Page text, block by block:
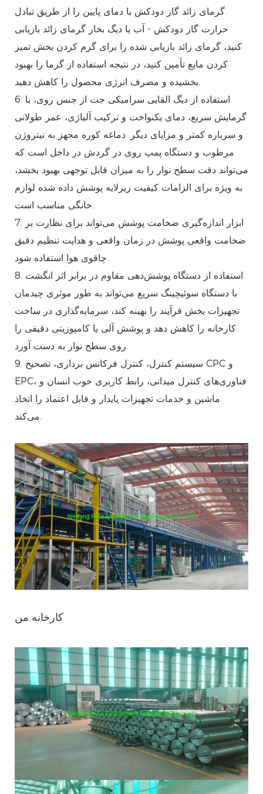
گرمای زائد گاز دودکش با دمای پایین را از طریق تبادل
حرارت گاز دودکش - آب یا دیگ بخار گرمای زائد بازیابی
کنید، گرمای زائد بازیابی شده را برای گرم کردن بخش تمیز
کردن مایع تأمین کنید، در نتیجه استفاده از گرما را بهبود
بخشیده و مصرف انرژی محصول را کاهش دهید.
6. استفاده از دیگ القایی سرامیکی جت از جنس روی، با
گرمایش سریع، دمای یکنواخت و ترکیب آلیاژی، عمر طولانی
و سرباره کمتر و مزایای دیگر. دماغه کوره مجهز به نیتروژن
مرطوب و دستگاه پمپ روی در گردش در داخل است که
می‌تواند دقت سطح نوار را به میزان قابل توجهی بهبود بخشد،
به ویژه برای الزامات کیفیت زیرلایه پوشش داده شده لوازم
خانگی مناسب است.
7. ابزار اندازه‌گیری ضخامت پوشش می‌تواند برای نظارت بر
ضخامت واقعی پوشش در زمان واقعی و هدایت تنظیم دقیق
چاقوی هوا استفاده شود.
8. استفاده از دستگاه پوشش‌دهی مقاوم در برابر اثر انگشت
با دستگاه سوئیچینگ سریع می‌تواند به طور موثری چیدمان
تجهیزات بخش فرآیند را بهینه کند، سرمایه‌گذاری در ساخت
کارخانه را کاهش دهد و پوشش آلی یا کامپوزیتی دقیقی را
روی سطح نوار به دست آورد.
9. سیستم کنترل، کنترل فرکانس برداری، تصحیح CPC و
EPC، فناوری‌های کنترل میدانی، رابط کاربری خوب انسان و
ماشین و خدمات تجهیزات پایدار و قابل اعتماد را اتخاذ
می‌کند.
کارخانه من